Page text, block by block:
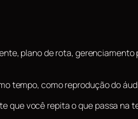
plano de rota,
tempo, como reprodução do
que você repita o que passa na